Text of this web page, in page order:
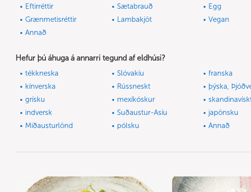
Eftirréttir
Sætabrauð Egg
Grænmetisréttir
Lambakjöt Vegan
Annað
Hefur þú áhuga á annarri tegund af eldhúsi?
tékkneska Slóvakíu franska
kínverska
Rússneskt þýska,
grísku
mexíkóskur
indversk
Suðaustur-Asíu japönsku
Miðausturlönd
pólsku Annað